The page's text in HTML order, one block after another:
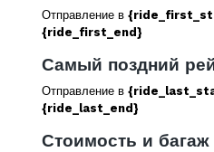
Отправление в
{ride_first_end}
Самый поздний
Отправление в
{ride_last_end}
Стоимость и багаж